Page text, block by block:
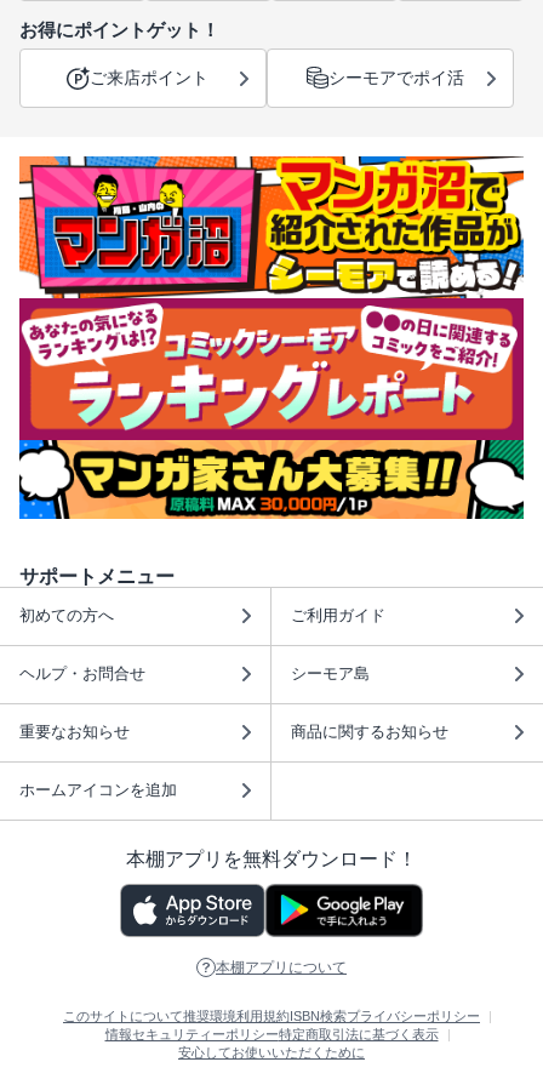
お得にポイントゲット！
ご来店ポイント シーモアでポイ活
サポートメニュー
初めての方へ ご利用ガイド
ヘルプ・お問合せ シーモア島
重要なお知らせ 商品に関するお知らせ
ホームアイコンを追加
本棚アプリを無料ダウンロード！
本棚アプリについて
このサイトについて推奨環境利用規約ISBN検索プライバシーポリシー
情報セキュリティーポリシー特定商取引法に基づく表示
安心してお使いいただくために